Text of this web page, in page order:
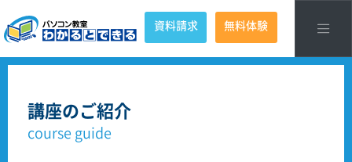
資料請求 無料体験
講座のご紹介
course guide